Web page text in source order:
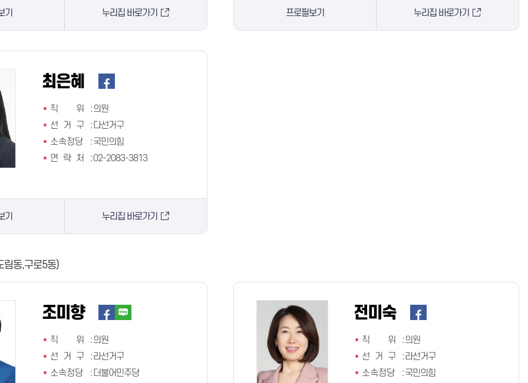
기 누리집 바로가기 프로필보기 누리집 바로가기
최은혜
직 위:의원
선 거 구
: 다선거구
소속정당
:국민의힘
연 락 처
:02-2083-3813
기 누리집 바로가기
림동,구로5동)
조미향
직 위:의원
선 거 구
:라선거구
소속정당
: 더불어민주당
전미숙
직 위:의원
선 거 구
:라선거구
소속정당
:국민의힘